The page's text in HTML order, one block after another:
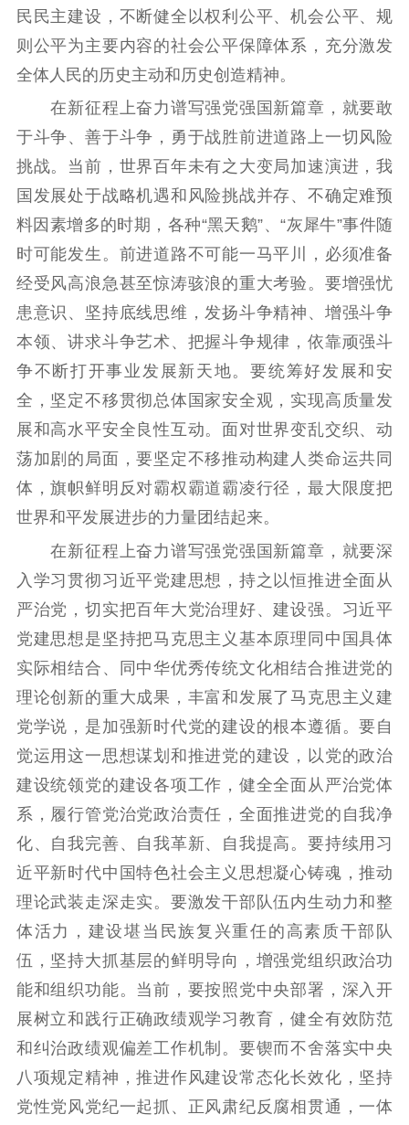
民民主建设，不断健全以权利公平、机会公平、规
则公平为主要内容的社会公平保障体系，充分激发
全体人民的历史主动和历史创造精神。
在新征程上奋力谱写强党强国新篇章，就要敢
于斗争、善于斗争，勇于战胜前进道路上一切风险
挑战。当前，世界百年未有之大变局加速演进，我
国发展处于战略机遇和风险挑战并存、不确定难预
料因素增多的时期，各种“黑天鹅”、“灰犀牛”事件随
时可能发生。前进道路不可能一马平川，必须准备
经受风高浪急甚至惊涛骇浪的重大考验。要增强忧
患意识、坚持底线思维，发扬斗争精神、增强斗争
本领、讲求斗争艺术、把握斗争规律，依靠顽强斗
争不断打开事业发展新天地。要统筹好发展和安
全，坚定不移贯彻总体国家安全观，实现高质量发
展和高水平安全良性互动。面对世界变乱交织、动
荡加剧的局面，要坚定不移推动构建人类命运共同
体，旗帜鲜明反对霸权霸道霸凌行径，最大限度把
世界和平发展进步的力量团结起来。
在新征程上奋力谱写强党强国新篇章，就要深
入学习贯彻习近平党建思想，持之以恒推进全面从
严治党，切实把百年大党治理好、建设强。习近平
党建思想是坚持把马克思主义基本原理同中国具体
实际相结合、同中华优秀传统文化相结合推进党的
理论创新的重大成果，丰富和发展了马克思主义建
党学说，是加强新时代党的建设的根本遵循。要自
觉运用这一思想谋划和推进党的建设，以党的政治
建设统领党的建设各项工作，健全全面从严治党体
系，履行管党治党政治责任，全面推进党的自我净
化、自我完善、自我革新、自我提高。要持续用习
近平新时代中国特色社会主义思想凝心铸魂，推动
理论武装走深走实。要激发干部队伍内生动力和整
体活力，建设堪当民族复兴重任的高素质干部队
伍，坚持大抓基层的鲜明导向，增强党组织政治功
能和组织功能。当前，要按照党中央部署，深入开
展树立和践行正确政绩观学习教育，健全有效防范
和纠治政绩观偏差工作机制。要锲而不舍落实中央
八项规定精神，推进作风建设常态化长效化，坚持
党性党风党纪一起抓、正风肃纪反腐相贯通，一体